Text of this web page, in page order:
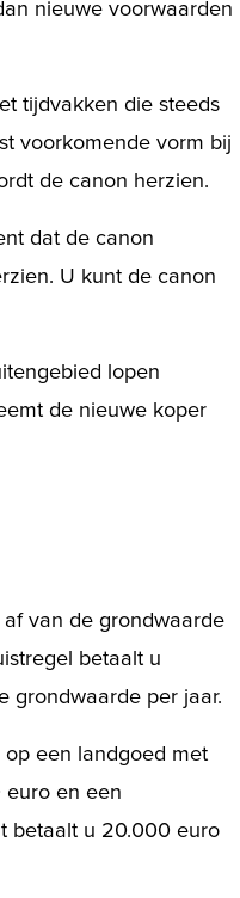
nieuwe voorwaarden
tijdvakken die steeds
voorkomende vorm bij
de canon herzien.
dat de canon
U kunt de canon
lopen
de nieuwe koper
van de grondwaarde
betaalt u
grondwaarde per jaar.
een landgoed met
en een
betaalt u 20.000 euro